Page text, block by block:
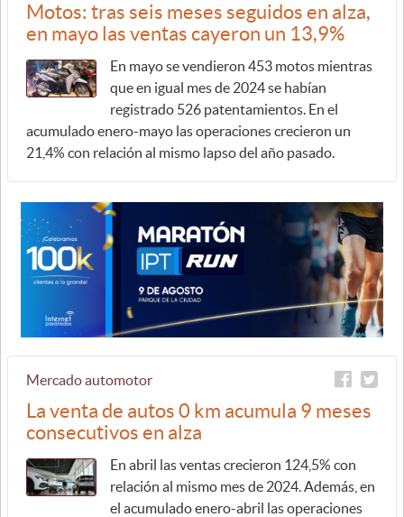
Motos: tras seis meses seguidos en alza,
en mayo las ventas cayeron un 13,9%
En mayo se vendieron 453 motos mientras
que en igual mes de 2024 se habían
registrado 526 patentamientos. En el
acumulado enero-mayo las operaciones crecieron un
21,4% con relación al mismo lapso del año pasado.
Mercado automotor
La venta de autos 0 km acumula 9 meses
consecutivos en alza
En abril las ventas crecieron 124,5% con
relación al mismo mes de 2024. Además, en
el acumulado enero-abril las operaciones